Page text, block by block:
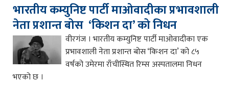
भारतीय कम्युनिष्ट पार्टी माओवादीका प्रभावशाली
नेता प्रशान्त बोस ‘किशन दा’ को निधन
वीरगंज । भारतीय कम्युनिष्ट पार्टी माओवादीका एक
प्रभावशाली नेता प्रशान्त बोस ‘किशन दा’ को ८५
वर्षको उमेरमा राँचीस्थित रिम्स अस्पतालमा निधन
भएको छ ।